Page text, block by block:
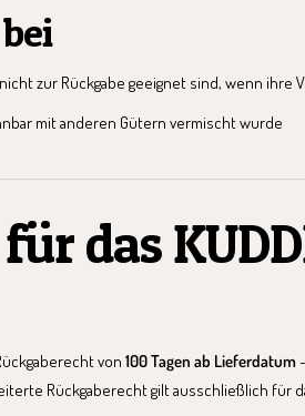
zur Rückgabe geeignet sind, wenn
mit anderen Gütern vermischt wurde
das
von 100 Tagen ab Lieferdatum
Rückgaberecht gilt ausschließlich für